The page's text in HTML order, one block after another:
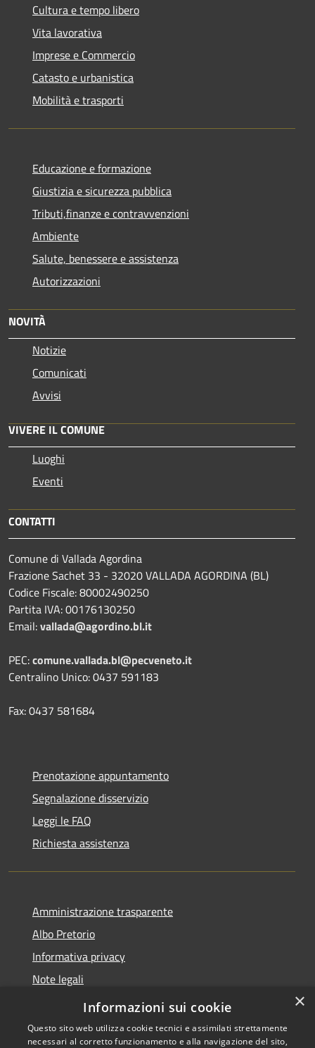
Cultura e tempo libero
Vita lavorativa
Imprese e Commercio
Catasto e urbanistica
Mobilità e trasporti
Educazione e formazione
Giustizia e sicurezza pubblica
Tributi,finanze e contravvenzioni
Ambiente
Salute, benessere e assistenza
Autorizzazioni
NOVITÀ
Notizie
Comunicati
Avvisi
VIVERE IL COMUNE
Luoghi
Eventi
CONTATTI
Comune di Vallada Agordina
Frazione Sachet 33 - 32020 VALLADA AGORDINA (BL)
Codice Fiscale: 80002490250
Partita IVA: 00176130250
Email:vallada@agordino.bl.it
PEC:comune.vallada.bl@pecveneto.it
Centralino Unico: 0437 591183
Fax: 0437 581684
Prenotazione appuntamento
Segnalazione disservizio
Leggi le FAQ
Richiesta assistenza
Amministrazione trasparente
Albo Pretorio
Informativa privacy
Note legali
Dichiarazione di accessibilità
×
Informazioni sui cookie
Questo sito web utilizza cookie tecnici e assimilati strettamente
necessari al corretto funzionamento e alla navigazione del sito,